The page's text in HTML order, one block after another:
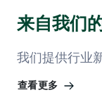
来自我们
我们提供行业
查看更多